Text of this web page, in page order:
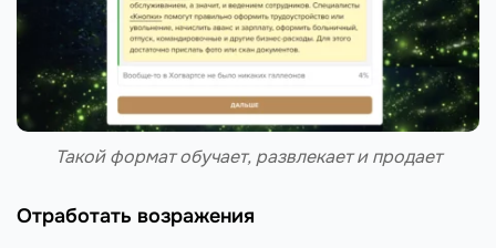
Такой формат обучает, развлекает и продает
Отработать возражения